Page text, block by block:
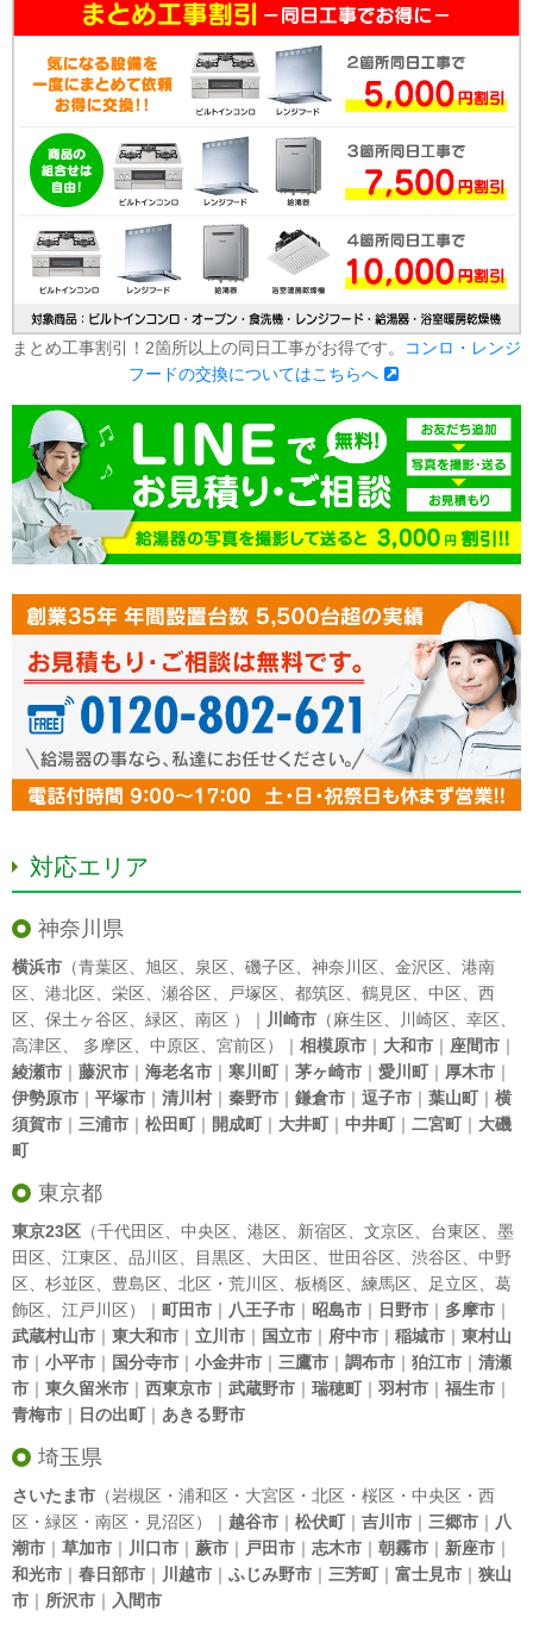
まとめ工事割引！2箇所以上の同日工事がお得です。
コンロ・レンジ
フードの交換についてはこちらへ
対応エリア
神奈川県
横浜市 （青葉区 旭区 泉区 磯子区 神奈川区 金沢区
港南
区
港北区 栄区 瀬谷区 戸塚区 都筑区 鶴見区 中区
西
区
保土ヶ谷区 緑区 南区 ）｜ 川崎市 （麻生区 川崎区 幸区
高津区
多摩区 中原区 宮前区）｜ 相模原市 ｜ 大和市 ｜ 座間市 ｜
綾瀬市 ｜ 藤沢市 ｜ 海老名市 ｜ 寒川町｜ 茅ヶ崎市 ｜ 愛川町｜ 厚木市 ｜
伊勢原市 ｜ 平塚市 ｜ 清川村｜ 秦野市 ｜ 鎌倉市 ｜ 逗子市 ｜ 葉山町｜ 横
須賀市 ｜ 三浦市 ｜ 松田町｜ 開成町｜ 大井町｜ 中井町｜ 二宮町｜ 大磯
町
東京都
東京23区 （千代田区 中央区 港区 新宿区 文京区 台東区
墨
田区
江東区 品川区 目黒区 大田区 世田谷区 渋谷区
中野
区
杉並区 豊島区 北区 ・ 荒川区 板橋区 練馬区 足立区
葛
飾区
江戸川区）｜ 町田市 ｜ 八王子市 ｜ 昭島市 ｜ 日野市 ｜ 多摩市 ｜
武蔵村山市 ｜ 東大和市 ｜ 立川市 ｜ 国立市 ｜ 府中市 ｜ 稲城市 ｜ 東村山
市 ｜ 小平市 ｜ 国分寺市 ｜ 小金井市 ｜ 三鷹市 ｜ 調布市 ｜ 狛江市 ｜ 清瀬
市 ｜ 東久留米市 ｜ 西東京市 ｜ 武蔵野市 ｜ 瑞穂町｜ 羽村市 ｜ 福生市 ｜
青梅市 ｜ 日の出町｜ あきる野市
埼玉県
さいたま市 （岩槻区・浦和区・大宮区・北区・桜区・中央区・西
区・緑区・南区・見沼区）｜ 越谷市 ｜ 松伏町｜ 吉川市 ｜ 三郷市 ｜ 八
潮市 ｜ 草加市 ｜ 川口市 ｜ 蕨市 ｜ 戸田市 ｜ 志木市 ｜ 朝霧市 ｜ 新座市 ｜
和光市 ｜ 春日部市 ｜ 川越市 ｜ ふじみ野市 ｜ 三芳町｜ 富士見市 ｜ 狭山
市 ｜ 所沢市 ｜ 入間市